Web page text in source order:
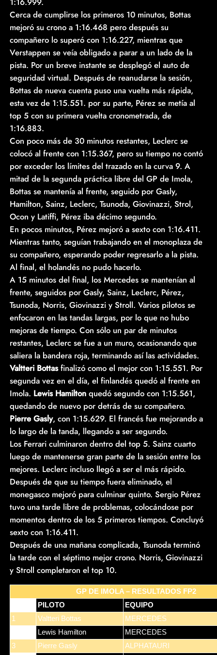
Cerca de cumplirse los primeros 10 minutos, Bottas
mejoró su crono a 1:16.468 pero después su
compañero lo superó con 1:16.227, mientras que
Verstappen se veía obligado a parar a un lado de la
pista. Por un breve instante se desplegó el auto de
seguridad virtual. Después de reanudarse la sesión,
Bottas de nueva cuenta puso una vuelta más rápida,
esta vez de 1:15.551. por su parte, Pérez se metía al
top 5 con su primera vuelta cronometrada, de
1:16.883.
Con poco más de 30 minutos restantes, Leclerc se
colocó al frente con 1:15.367, pero su tiempo no contó
por exceder los límites del trazado en la curva 9. A
mitad de la segunda práctica libre del GP de Imola,
Bottas se mantenía al frente, seguido por Gasly,
Hamilton, Sainz, Leclerc, Tsunoda, Giovinazzi, Strol,
Ocon y Latiffi, Pérez iba décimo segundo.
En pocos minutos, Pérez mejoró a sexto con 1:16.411.
Mientras tanto, seguían trabajando en el monoplaza de
su compañero, esperando poder regresarlo a la pista.
Al final, el holandés no pudo hacerlo.
A 15 minutos del final, los Mercedes se mantenían al
frente, seguidos por Gasly, Sainz, Leclerc, Pérez,
Tsunoda, Norris, Giovinazzi y Stroll. Varios pilotos se
enfocaron en las tandas largas, por lo que no hubo
mejoras de tiempo. Con sólo un par de minutos
restantes, Leclerc se fue a un muro, ocasionando que
saliera la bandera roja, terminando así las actividades.
Valtteri Bottasfinalizó como el mejor con 1:15.551. Por
segunda vez en el día, el finlandés quedó al frente en
Imola. Lewis Hamilton quedó segundo con 1:15.561,
quedando de nuevo por detrás de su compañero.
Pierre Gasly, con 1:15.629. El francés fue mejorando a
lo largo de la tanda, llegando a ser segundo.
Los Ferrari culminaron dentro del top 5. Sainz cuarto
luego de mantenerse gran parte de la sesión entre los
mejores. Leclerc incluso llegó a ser el más rápido.
Después de que su tiempo fuera eliminado, el
monegasco mejoró para culminar quinto. Sergio Pérez
tuvo una tarde libre de problemas, colocándose por
momentos dentro de los 5 primeros tiempos. Concluyó
sexto con 1:16.411.
Después de una mañana complicada, Tsunoda terminó
la tarde con el séptimo mejor crono. Norris, Giovinazzi
y Stroll completaron el top 10.
GP DE IMOLA – RESULTADOS FP2
PILOTO
EQUIPO
1
Valtteri Bottas
MERCEDES
Lewis Hamilton
MERCEDES
3
Pierre Gasly
ALPHATAURI